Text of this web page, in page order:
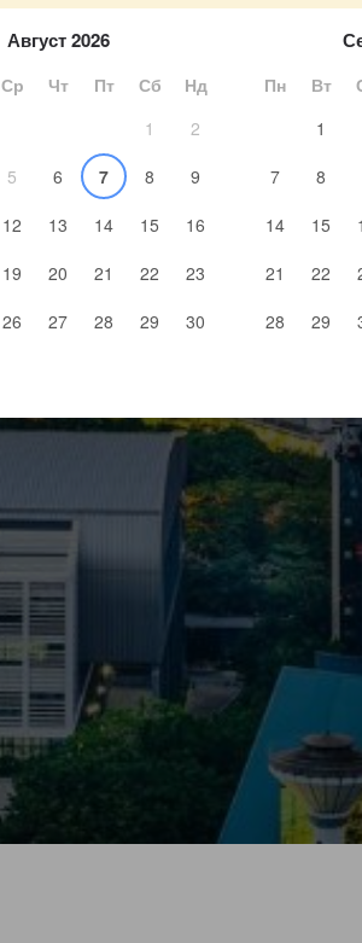
Август 2026
Ср Чт Пт Сб
Нд
1
2
5 6 7 8
9
12 13 14 15
16
19 20 21 22
23
26 27 28 29
30
Пн Вт
1
7
8
14
15
21
22
28
29